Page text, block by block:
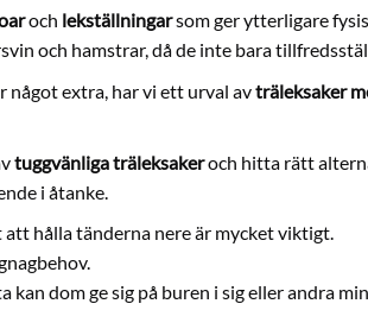
och lekställningarsom ger ytterligare
och hamstrar, då de inte bara
något extra, har vi ett urval avträleksaker
tuggvänliga träleksakeroch hitta rätt
i åtanke.
hålla tänderna nere är mycket viktigt.
dom ge sig på buren i sig eller andra